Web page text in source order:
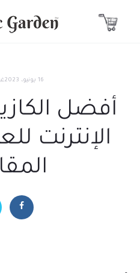
16 يونيو، 2023
أفضل
الإنترنت